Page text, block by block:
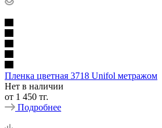
Пленка цветная 3718 Unifol метражом
Нет в наличии
от 1 450 тг.
Подробнее